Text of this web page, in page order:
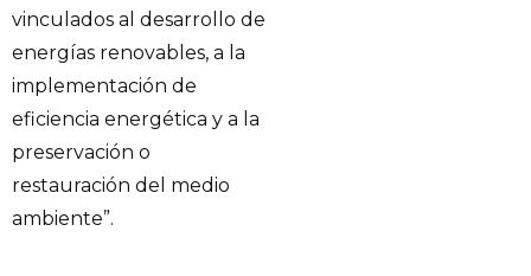
vinculados al desarrollo de
energías renovables, a la
implementación de
eficiencia energética y a la
preservación o
restauración del medio
ambiente”.